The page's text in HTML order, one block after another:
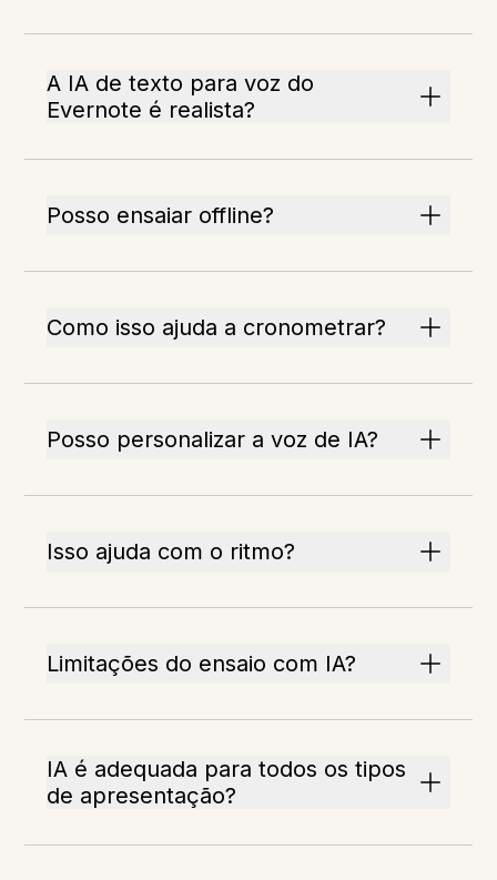
A IA de texto para voz do
Evernote é realista?
Posso ensaiar offline?
Como isso ajuda a cronometrar?
Posso personalizar a voz de IA?
Isso ajuda com o ritmo?
Limitações do ensaio com IA?
IA é adequada para todos os tipos
de apresentação?